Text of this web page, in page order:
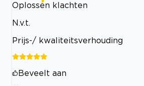
Oplossen klachten
N.v.t.
Prijs-/ kwaliteitsverhouding
Beveelt aan